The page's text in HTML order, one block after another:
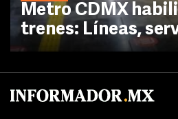
Metro CDMX
trenes: Líneas,